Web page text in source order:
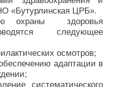
«Бутурлинская ЦРБ».
здоровья
следующее
осмотров;
адаптации в